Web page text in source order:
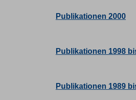
Publikationen 2000
Publikationen 1998
Publikationen 1989